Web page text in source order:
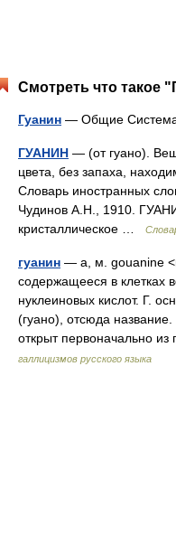
Смотреть что такое
Гуанин — Общие
ГУАНИН — (от гуано).
цвета, без запаха,
Словарь иностранных
Чудинов А.Н., 1910.
кристаллическое …
гуанин — а, м. gouanine
содержащееся в клетках
нуклеиновых кислот. Г.
(гуано), отсюда
открыт первоначально
галлицизмов русского языка